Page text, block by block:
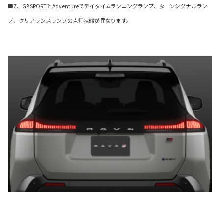
■Z、GR SPORTとAdventureでデイタイムランニングランプ、ターンシグナルラン
プ、クリアランスランプの点灯状態が異なります。